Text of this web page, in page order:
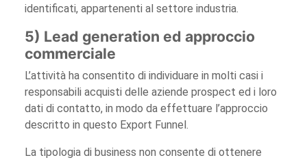
identificati, appartenenti al settore industria.
5) Lead generation ed approccio
commerciale
L’attività ha consentito di individuare in molti casi i
responsabili acquisti delle aziende prospect ed i loro
dati di contatto, in modo da effettuare l’approccio
descritto in questo Export Funnel.
La tipologia di business non consente di ottenere